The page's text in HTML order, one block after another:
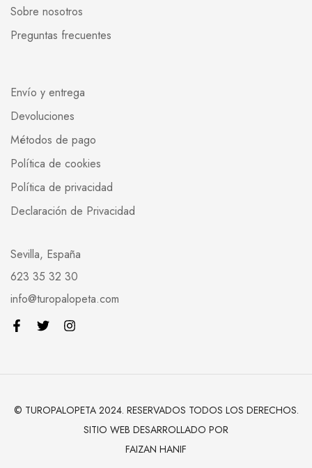
Sobre nosotros
Preguntas frecuentes
Envío y entrega
Devoluciones
Métodos de pago
Política de cookies
Política de privacidad
Declaración de Privacidad
Sevilla, España
623 35 32 30
info@turopalopeta.com
© TUROPALOPETA 2024. RESERVADOS TODOS LOS DERECHOS.
SITIO WEB DESARROLLADO POR
FAIZAN HANIF